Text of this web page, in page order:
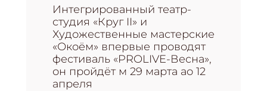
Интегрированный театр-
студия «Круг II» и
Художественные мастерские
«Окоём» впервые проводят
фестиваль «PROLIVE-Весна»,
он пройдёт м 29 марта ао 12
апреля